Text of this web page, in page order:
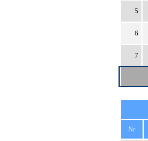
5
6
7
Nr